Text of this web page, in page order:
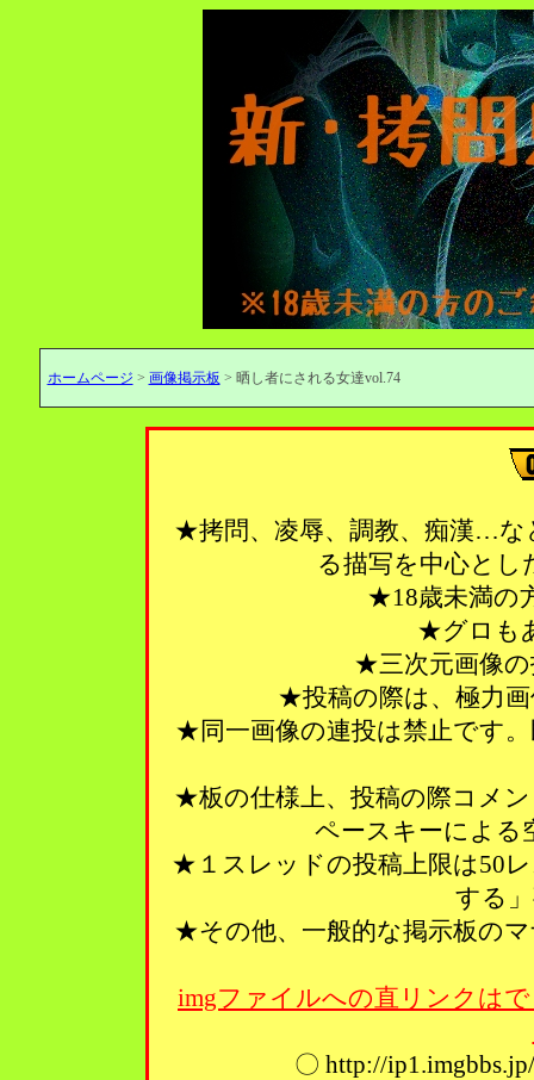
ホームページ > 画像掲示板 > 晒し者にされる女達vol.74
★拷問、凌辱、調教、痴漢…な
る描写を中心とし
★18歳未満の
★グロも
★三次元画像
★投稿の際は、極力
★同一画像の連投は禁止です
★板の仕様上、投稿の際コメ
ペースキーによる
★１スレッドの投稿上限は50
する
★その他、一般的な掲示板の
imgファイルへの直リンクは
〇 http://